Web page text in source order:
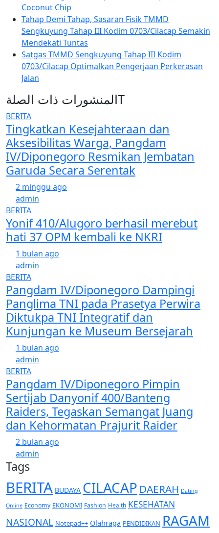
Coconut Chip
Tahap Demi Tahap, Sasaran Fisik TMMD
Sengkuyung Tahap III Kodim 0703/Cilacap Semakin
Mendekati Tuntas
Satgas TMMD Sengkuyung Tahap III Kodim
0703/Cilacap Optimalkan Pengerjaan Perkerasan
Jalan
المنشورات ذات الصلةT
BERITA
Tingkatkan Kesejahteraan dan
Aksesibilitas Warga, Pangdam
IV/Diponegoro Resmikan Jembatan
Garuda Secara Serentak
2 minggu ago
admin
BERITA
Yonif 410/Alugoro berhasil merebut
hati 37 OPM kembali ke NKRI
1 bulan ago
admin
BERITA
Pangdam IV/Diponegoro Dampingi
Panglima TNI pada Prasetya Perwira
Diktukpa TNI Integratif dan
Kunjungan ke Museum Bersejarah
1 bulan ago
admin
BERITA
Pangdam IV/Diponegoro Pimpin
Sertijab Danyonif 400/Banteng
Raiders, Tegaskan Semangat Juang
dan Kehormatan Prajurit Raider
2 bulan ago
admin
Tags
BERITA BUDAYA CILACAP DAERAH Dating
Online Economy EKONOMI Fashion Health KESEHATAN
NASIONAL Notepad++ Olahraga PENDIDIKAN RAGAM